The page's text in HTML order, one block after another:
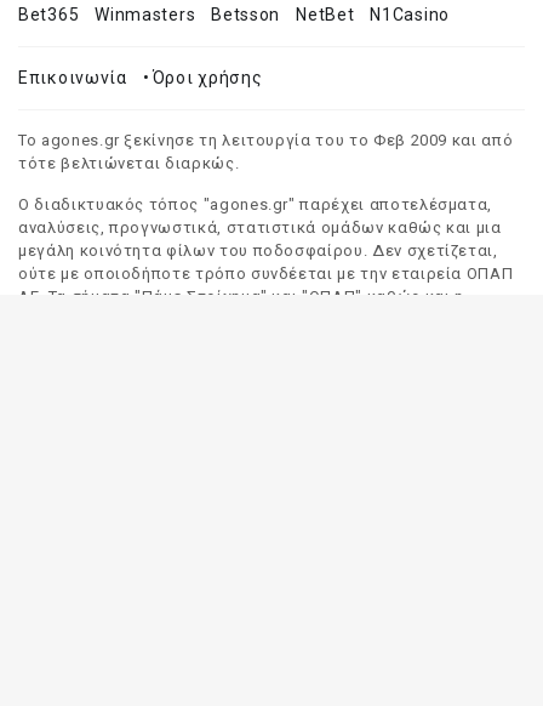
Bet365
Winmasters Betsson NetBet N1Casino
Επικοινωνία •Όροι χρήσης
Το agones.gr ξεκίνησε τη λειτουργία του το Φεβ 2009 και από
τότε βελτιώνεται διαρκώς.
Ο διαδικτυακός τόπος "agones.gr" παρέχει αποτελέσματα,
αναλύσεις, προγνωστικά, στατιστικά ομάδων καθώς και μια
μεγάλη κοινότητα φίλων του ποδοσφαίρου. Δεν σχετίζεται,
ούτε με οποιοδήποτε τρόπο συνδέεται με την εταιρεία ΟΠΑΠ
ΑΕ. Τα σήματα "Πάμε Στοίχημα" και "ΟΠΑΠ" καθώς και η